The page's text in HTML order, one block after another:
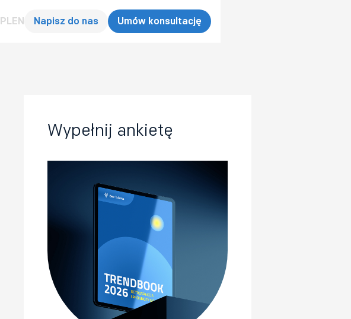
PLEN Napisz do nas Umów konsultację
Wypełnij ankietę